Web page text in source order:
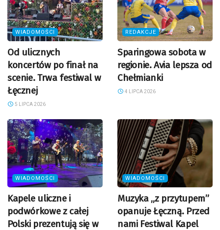
WIADOMOŚCI
Od ulicznych
koncertów po finał na
scenie. Trwa festiwal w
Łęcznej
5 LIPCA 2026
REDAKCJE
Sparingowa sobota w
regionie. Avia lepsza od
Chełmianki
4 LIPCA 2026
WIADOMOŚCI
Kapele uliczne i
podwórkowe z całej
Polski prezentują się w
WIADOMOŚCI
Muzyka „z przytupem”
opanuje Łęczną. Przed
nami Festiwal Kapel